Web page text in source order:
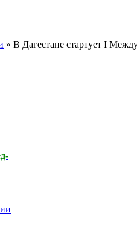
» В Дагестане стартует I